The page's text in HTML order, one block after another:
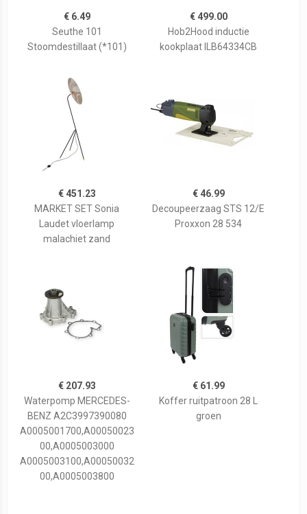
€ 6.49
Seuthe 101
Stoomdestillaat (*101)
€ 499.00
Hob2Hood inductie
kookplaat ILB64334CB
€ 451.23
MARKET SET Sonia
Laudet vloerlamp
malachiet zand
€ 46.99
Decoupeerzaag STS 12/E
Proxxon 28 534
€ 207.93
Waterpomp MERCEDES-
BENZ A2C3997390080
A0005001700,A00050023
00,A0005003000
A0005003100,A00050032
00,A0005003800
€ 61.99
Koffer ruitpatroon 28 L
groen